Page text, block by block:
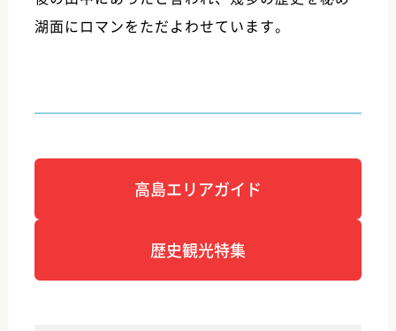
湖面にロマンをただよわせています。
高島エリアガイド
歴史観光特集